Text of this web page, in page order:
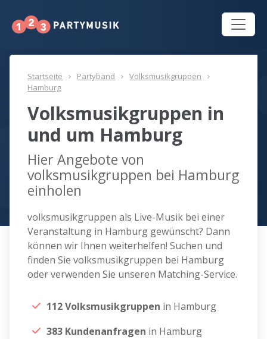
Startseite Partyband
Volksmusikgruppen
Hamburg
Volksmusikgruppen in
und um Hamburg
Hier Angebote von
volksmusikgruppen bei Hamburg
einholen
volksmusikgruppen als Live-Musik bei einer
Veranstaltung in Hamburg gewünscht? Dann
können wir Ihnen weiterhelfen! Suchen und
finden Sie volksmusikgruppen bei Hamburg
oder verwenden Sie unseren Matching-Service.
112 Volksmusikgruppen in Hamburg
383 Kundenanfragen in Hamburg